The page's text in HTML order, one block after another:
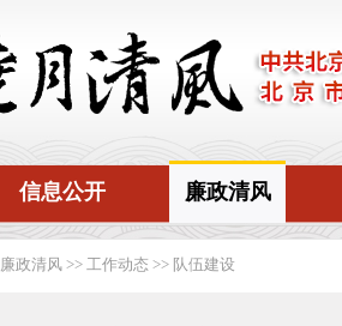
信息公开 廉政清风
廉政清风 >> 工作动态 >> 队伍建设